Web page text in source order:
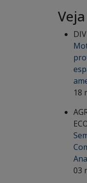
18
03